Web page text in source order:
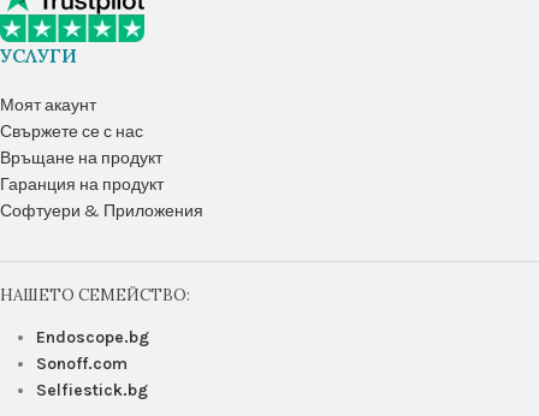
УСЛУГИ
Моят акаунт
Свържете се с нас
Връщане на продукт
Гаранция на продукт
Софтуери & Приложения
НАШЕТО СЕМЕЙСТВО:
Endoscope.bg
Sonoff.com
Selfiestick.bg